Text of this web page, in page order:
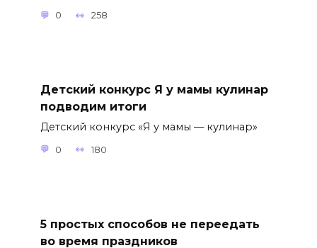
0 258
Детский конкурс Я у мамы кулинар
подводим итоги
Детский конкурс «Я у мамы — кулинар»
0 180
5 простых способов не переедать
во время праздников